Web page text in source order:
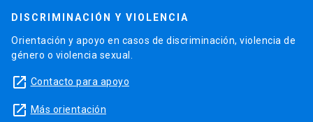
DISCRIMINACIÓN Y VIOLENCIA
Orientación y apoyo en casos de discriminación, violencia de
género o violencia sexual.
launch Contacto para apoyo
launch Más orientación